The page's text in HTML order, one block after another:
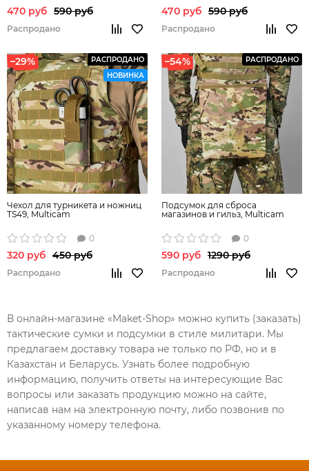
470 руб 590 руб
Распродано
470 руб 590 руб
Распродано
–29%
РАСПРОДАНО
НОВИНКА
Чехол для турникета и ножниц
TS49, Multicam
0
320 руб 450 руб
Распродано
–54% РАСПРОДАНО
Подсумок для сброса
магазинов и гильз, Multicam
0
590 руб 1290 руб
Распродано
В онлайн-магазине «Maket-Shop» можно купить (заказать)
тактические сумки и подсумки в стиле милитари. Мы
предлагаем доставку товара не только по РФ, но и в
Казахстан и Беларусь. Узнать более подробную
информацию, получить ответы на интересующие Вас
вопросы или заказать продукцию можно на сайте,
написав нам на электронную почту, либо позвонив по
указанному номеру телефона.